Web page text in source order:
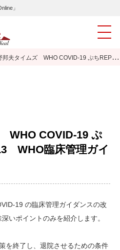
」
タイムズ WHO COVID-19 ぷちREPORT No.13 WHO臨床管理ガイダンス改訂版
WHO COVID-19 ぷ
WHO臨床管理ガイ
19 の臨床管理ガイダンスの改
いポイントのみを紹介します。
を終了し、退院させるための条件